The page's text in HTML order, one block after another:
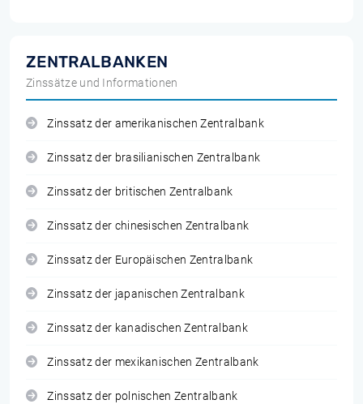
ZENTRALBANKEN
Zinssätze und Informationen
Zinssatz der amerikanischen Zentralbank
Zinssatz der brasilianischen Zentralbank
Zinssatz der britischen Zentralbank
Zinssatz der chinesischen Zentralbank
Zinssatz der Europäischen Zentralbank
Zinssatz der japanischen Zentralbank
Zinssatz der kanadischen Zentralbank
Zinssatz der mexikanischen Zentralbank
Zinssatz der polnischen Zentralbank